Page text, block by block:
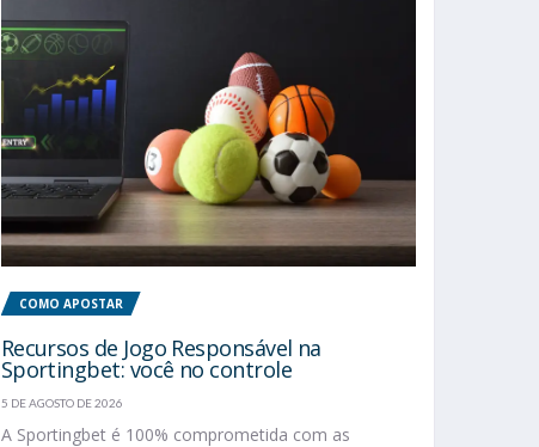
COMO APOSTAR
Recursos de Jogo Responsável na
Sportingbet: você no controle
5 DE AGOSTO DE 2026
A Sportingbet é 100% comprometida com as